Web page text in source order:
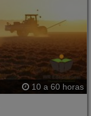
10 a 60 horas